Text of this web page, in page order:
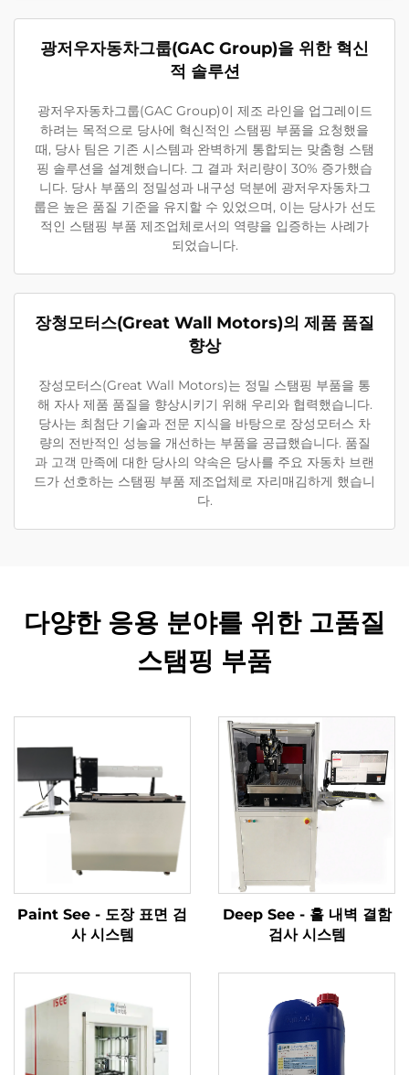
광저우자동차그룹(GAC Group)을 위한 혁신
적 솔루션
광저우자동차그룹(GAC Group)이 제조 라인을 업그레이드
하려는 목적으로 당사에 혁신적인 스탬핑 부품을 요청했을
때, 당사 팀은 기존 시스템과 완벽하게 통합되는 맞춤형 스탬
핑 솔루션을 설계했습니다. 그 결과 처리량이 30% 증가했습
니다. 당사 부품의 정밀성과 내구성 덕분에 광저우자동차그
룹은 높은 품질 기준을 유지할 수 있었으며, 이는 당사가 선도
적인 스탬핑 부품 제조업체로서의 역량을 입증하는 사례가
되었습니다.
장청모터스(Great Wall Motors)의 제품 품질
향상
장성모터스(Great Wall Motors)는 정밀 스탬핑 부품을 통
해 자사 제품 품질을 향상시키기 위해 우리와 협력했습니다.
당사는 최첨단 기술과 전문 지식을 바탕으로 장성모터스 차
량의 전반적인 성능을 개선하는 부품을 공급했습니다. 품질
과 고객 만족에 대한 당사의 약속은 당사를 주요 자동차 브랜
드가 선호하는 스탬핑 부품 제조업체로 자리매김하게 했습니
다.
다양한 응용 분야를 위한 고품질
스탬핑 부품
Paint See - 도장 표면 검
사 시스템
Deep See - 홀 내벽 결함
검사 시스템